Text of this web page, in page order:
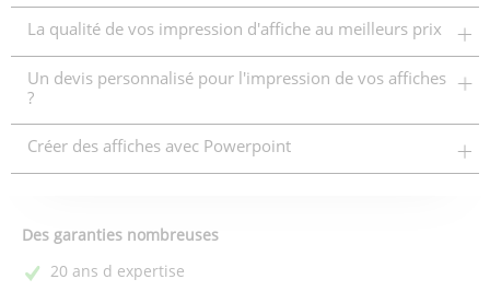
La qualité de vos impression d'affiche au meilleurs prix
Un devis personnalisé pour l'impression de vos affiches
?
Créer des affiches avec Powerpoint
Des garanties nombreuses
20 ans d expertise